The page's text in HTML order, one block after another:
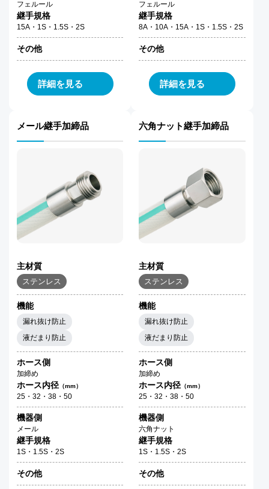
フェルール
継手規格
15A・1S・1.5S・2S
その他
詳細を見る
フェルール
継手規格
8A・10A・15A・1S・1.5S・2S
その他
詳細を見る
メール継手加締品
主材質
ステンレス
機能
漏れ抜け防止
液だまり防止
ホース側
加締め
ホース内径（mm）
25・32・38・50
機器側
メール
継手規格
1S・1.5S・2S
その他
六角ナット継手加締品
主材質
ステンレス
機能
漏れ抜け防止
液だまり防止
ホース側
加締め
ホース内径 （mm）
25・32・38・50
機器側
六角ナット
継手規格
1S・1.5S・2S
その他